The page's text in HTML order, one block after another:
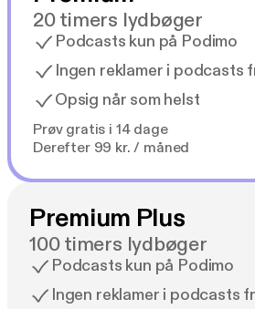
20 timers lydbøger
Podcasts kun på Podimo
Ingen reklamer i podcasts
Opsig når som helst
Prøv gratis i 14 dage
Derefter 99 kr. / måned
Premium Plus
100 timers lydbøger
Podcasts kun på Podimo
Ingen reklamer i podcasts